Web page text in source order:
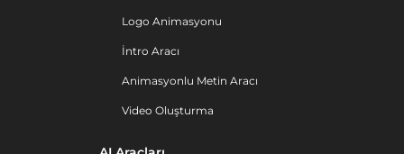
Logo Animasyonu
İntro Aracı
Animasyonlu Metin Aracı
Video Oluşturma